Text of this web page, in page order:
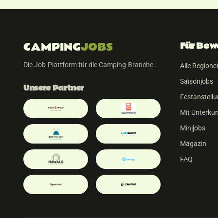
CAMPINGJOBS
Die Job-Plattform für die Camping-Branche.
Unsere Partner
Für
Alle
Saisonjobs
Mit
Minijobs
Magazin
FAQ